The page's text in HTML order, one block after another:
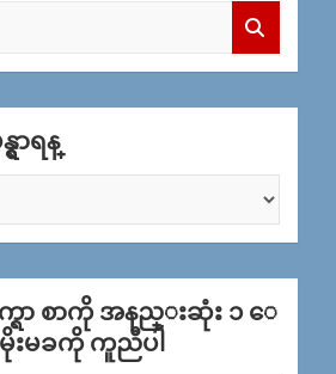
ာရန္
ာ စာကို အနည္းဆုံး ၁ ေ
းမခကို ကူညီပါ